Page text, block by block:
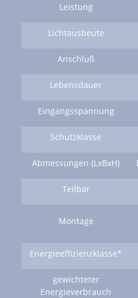
Leistung
Lichtausbeute
Anschluß
Lebensdauer
Eingangsspannung
Schutzklasse
Abmessungen (LxBxH)
Teilbar
Montage
Energieeffizienzklasse*
gewichteter
Energieverbrauch